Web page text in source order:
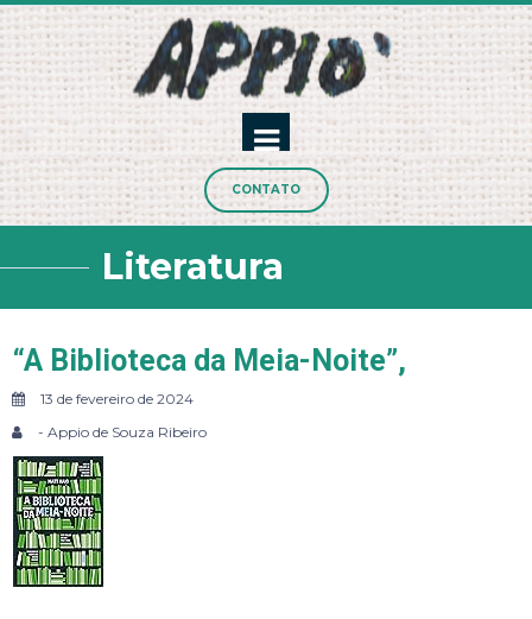
CONTATO
Literatura
“A Biblioteca da Meia-Noite”,
13 de fevereiro de 2024
- Appio de Souza Ribeiro